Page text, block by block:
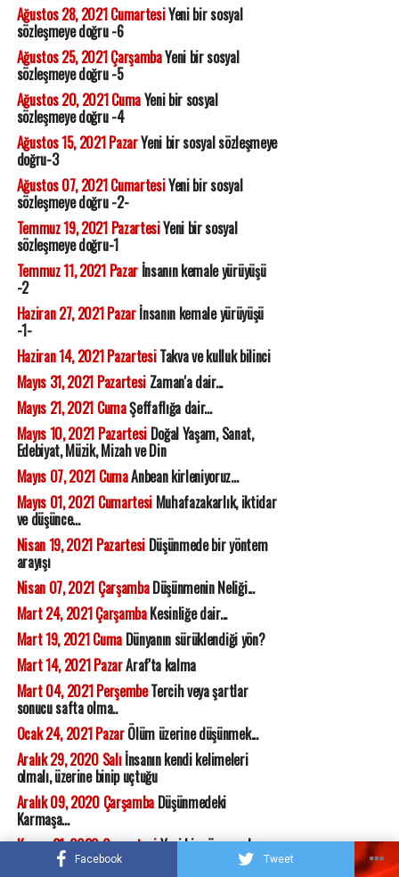
Facebook Tweet
Ağustos 28, 2021 CumartesiYeni bir sosyal
sözleşmeye doğru -6
Ağustos 25, 2021 ÇarşambaYeni bir sosyal
sözleşmeye doğru -5
Ağustos 20, 2021 CumaYeni bir sosyal
sözleşmeye doğru -4
Ağustos 15, 2021 PazarYeni bir sosyal sözleşmeye
doğru-3
Ağustos 07, 2021 CumartesiYeni bir sosyal
sözleşmeye doğru -2-
Temmuz 19, 2021 PazartesiYeni bir sosyal
sözleşmeye doğru-1
Temmuz 11, 2021 Pazarİnsanın kemale yürüyüşü
-2
Haziran 27, 2021 Pazarİnsanın kemale yürüyüşü
-1-
Haziran 14, 2021 PazartesiTakva ve kulluk bilinci
Mayıs 31, 2021 PazartesiZaman'a dair...
Mayıs 21, 2021 CumaŞeffaflığa dair...
Mayıs 10, 2021 PazartesiDoğal Yaşam, Sanat,
Edebiyat, Müzik, Mizah ve Din
Mayıs 07, 2021 CumaAnbean kirleniyoruz...
Mayıs 01, 2021 CumartesiMuhafazakarlık, iktidar
ve düşünce...
Nisan 19, 2021 PazartesiDüşünmede bir yöntem
arayışı
Nisan 07, 2021 ÇarşambaDüşünmenin Neliği...
Mart 24, 2021 ÇarşambaKesinliğe dair...
Mart 19, 2021 CumaDünyanın sürüklendiği yön?
Mart 14, 2021 PazarAraf'ta kalma
Mart 04, 2021 PerşembeTercih veya şartlar
sonucu safta olma..
Ocak 24, 2021 PazarÖlüm üzerine düşünmek...
Aralık 29, 2020 Salıİnsanın kendi kelimeleri
olmalı, üzerine binip uçtuğu
Aralık 09, 2020 ÇarşambaDüşünmedeki
Karmaşa...
Kasım 21, 2020 CumartesiYeni bir söz ve ruh
Kasım 02, 2020 Pazartesi
Yüzleşme; şahsiyetin